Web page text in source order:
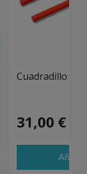
Cuadradillo
31,00 €
Añadir